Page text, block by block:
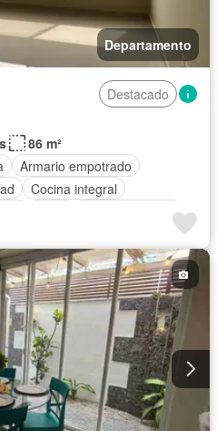
Departamento
Destacado
86 m²
Armario empotrado
Cocina integral
Área para niños
con discapacidad
Jardín
Gimnasio
Ascensor
amoblado